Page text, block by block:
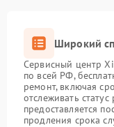
Широкий
Сервисный центр
по всей РФ,
ремонт, включая
отслеживать
предоставляется
продления срока